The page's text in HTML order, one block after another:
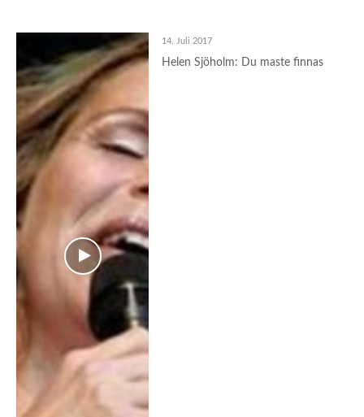
14. Juli 2017
Helen Sjöholm: Du maste finnas